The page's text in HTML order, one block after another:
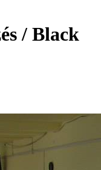
/ Black